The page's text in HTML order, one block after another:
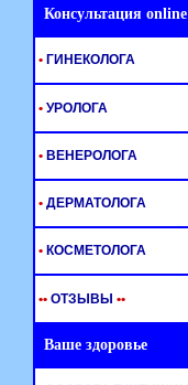
Консультация online
• ГИНЕКОЛОГА
• УРОЛОГА
• ВЕНЕРОЛОГА
• ДЕРМАТОЛОГА
• КОСМЕТОЛОГА
•• ОТЗЫВЫ ••
Ваше здоровье